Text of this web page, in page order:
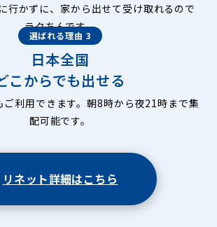
行かずに、家から出せて受け取れるので
ラクちんです。
選ばれる理由 3
日本全国
こからでも出せる
ご利用できます。朝8時から夜21時まで集
配可能です。
リネット詳細はこちら